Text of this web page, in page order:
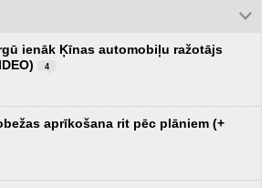
ienāk Ķīnas automobiļu ražotājs
4
aprīkošana rit pēc plāniem (+